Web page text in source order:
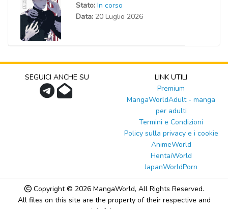
Stato: In corso
Data: 20 Luglio 2026
SEGUICI ANCHE SU
LINK UTILI
Premium
MangaWorldAdult - manga
per adulti
Termini e Condizioni
Policy sulla privacy e i cookie
AnimeWorld
HentaiWorld
JapanWorldPorn
Copyright © 2026 MangaWorld, All Rights Reserved.
All files on this site are the property of their respective and